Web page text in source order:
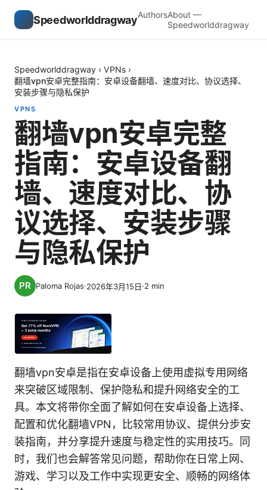
SpeedworlddragwayAuthorsAbout —
Speedworlddragway
Speedworlddragway › VPNs ›
翻墙vpn安卓完整指南：安卓设备翻墙、速度对比、协议选择、
安装步骤与隐私保护
VPNS
翻墙vpn安卓完整
指南：安卓设备翻
墙、速度对比、协
议选择、安装步骤
与隐私保护
Paloma Rojas·2026年3月15日·2 min
翻墙vpn安卓是指在安卓设备上使用虚拟专用网络
来突破区域限制、保护隐私和提升网络安全的工
具。本文将带你全面了解如何在安卓设备上选择、
配置和优化翻墙VPN，比较常用协议、提供分步安
装指南，并分享提升速度与稳定性的实用技巧。同
时，我们也会解答常见问题，帮助你在日常上网、
游戏、学习以及工作中实现更安全、顺畅的网络体